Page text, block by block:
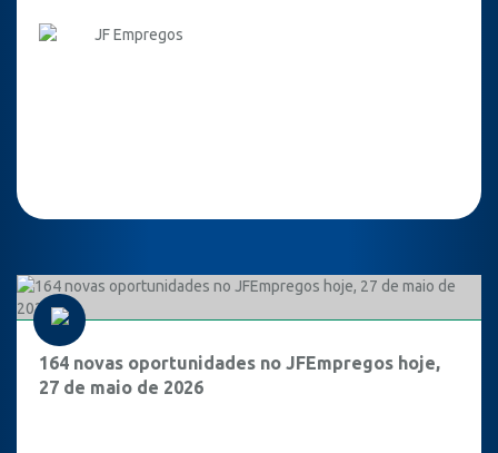
JF Empregos
164 novas oportunidades no JFEmpregos hoje,
27 de maio de 2026